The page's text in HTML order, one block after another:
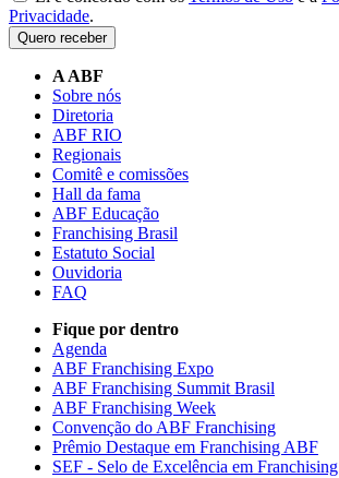
Privacidade.
Quero receber
A ABF
Sobre nós
Diretoria
ABF RIO
Regionais
Comitê e comissões
Hall da fama
ABF Educação
Franchising Brasil
Estatuto Social
Ouvidoria
FAQ
Fique por dentro
Agenda
ABF Franchising Expo
ABF Franchising Summit Brasil
ABF Franchising Week
Convenção do ABF Franchising
Prêmio Destaque em Franchising ABF
SEF - Selo de Excelência em Franchising